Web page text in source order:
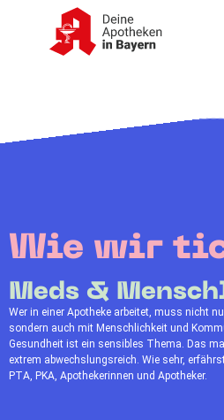
Wie wir
Meds &
Wer in einer Apotheke arbeitet, muss nicht
sondern auch mit Menschlichkeit und
Gesundheit ist ein sensibles Thema. Das
extrem abwechslungsreich. Wie sehr,
PTA, PKA, Apothekerinnen und Apotheker.